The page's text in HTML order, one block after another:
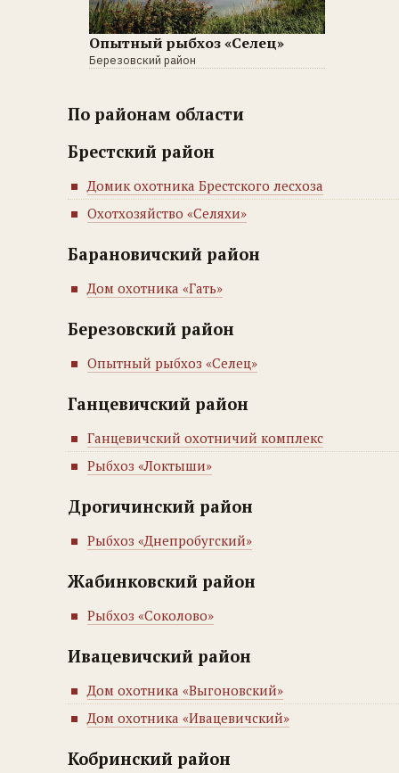
Опытный рыбхоз «Селец»
Березовский район
По районам области
Брестский район
Домик охотника Брестского лесхоза
Охотхозяйство «Селяхи»
Барановичский район
Дом охотника «Гать»
Березовский район
Опытный рыбхоз «Селец»
Ганцевичский район
Ганцевичский охотничий комплекс
Рыбхоз «Локтыши»
Дрогичинский район
Рыбхоз «Днепробугский»
Жабинковский район
Рыбхоз «Соколово»
Ивацевичский район
Дом охотника «Выгоновский»
Дом охотника «Ивацевичский»
Кобринский район